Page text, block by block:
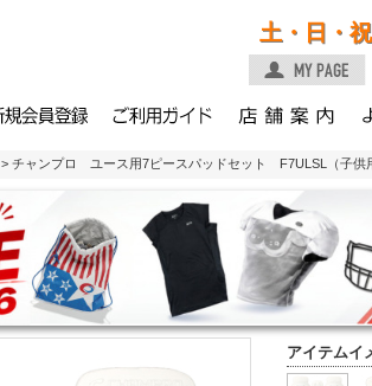
土・日・
> チャンプロ ユース用7ピースパッドセット F7ULSL（子供
アイテムイ